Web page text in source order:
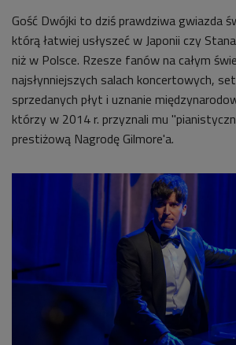
Gość Dwójki to dziś prawdziwa gwiazda
którą łatwiej usłyszeć w Japonii czy
niż w Polsce. Rzesze fanów na całym
najsłynniejszych salach koncertowych,
sprzedanych płyt i uznanie
którzy w 2014 r. przyznali mu
prestiżową Nagrodę Gilmore'a.